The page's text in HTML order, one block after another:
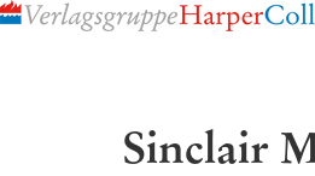
Sinclair